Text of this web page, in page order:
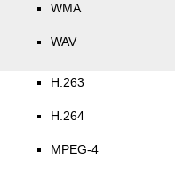
WMA
WAV
H.263
H.264
MPEG-4